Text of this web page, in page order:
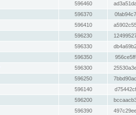
596460
596370
596410
596230
596330
596350
596300
596250
596140
596200
596390